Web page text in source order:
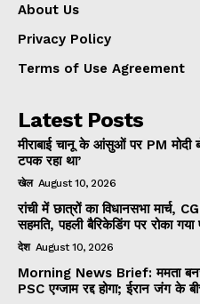
About Us
Privacy Policy
Terms of Use Agreement
Latest Posts
मीराबाई चानू के आंसुओं पर PM मोदी
टपक रहा था’
खेल August 10, 2026
रांची में छात्रों का विधानसभा मार्च,
सहमति, पहली बैरिकेडिंग पर रोका गया
देश August 10, 2026
Morning News Brief: ममता
PSC एग्जाम रद्द होगा; ईरान जंग के